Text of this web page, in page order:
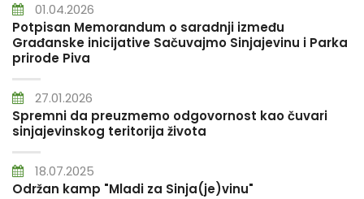
01.04.2026
Potpisan Memorandum o saradnji između
Građanske inicijative Sačuvajmo Sinjajevinu i Parka
prirode Piva
27.01.2026
Spremni da preuzmemo odgovornost kao čuvari
sinjajevinskog teritorija života
18.07.2025
Održan kamp "Mladi za Sinja(je)vinu"